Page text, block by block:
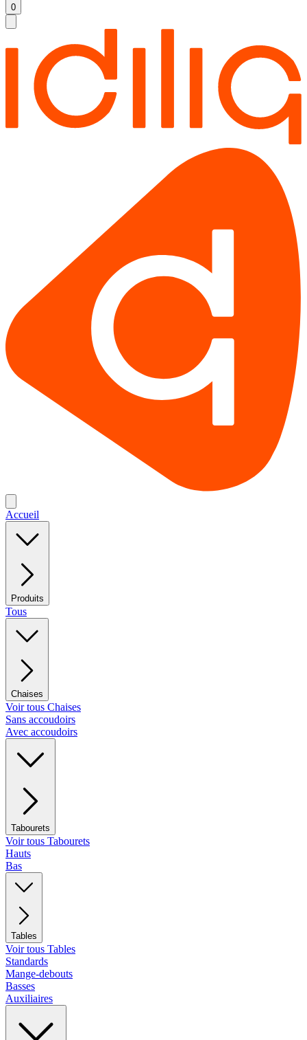
0
Accueil
Produits
Tous
Chaises
Voir tous Chaises
Sans accoudoirs
Avec accoudoirs
Tabourets
Voir tous Tabourets
Hauts
Bas
Tables
Voir tous Tables
Standards
Mange-debouts
Basses
Auxiliaires